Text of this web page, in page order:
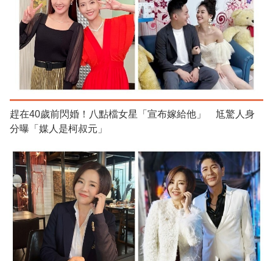
趕在40歲前閃婚！八點檔女星「宣布嫁給他」 尪驚人身
分曝「媒人是柯叔元」